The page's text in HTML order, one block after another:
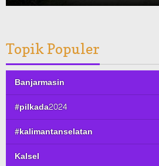
Topik Populer
Banjarmasin
#pilkada2024
#kalimantanselatan
Kalsel